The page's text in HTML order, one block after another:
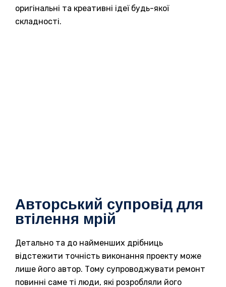
оригінальні та креативні ідеї будь-якої
складності.
Авторський супровід для
втілення мрій
Детально та до найменших дрібниць
відстежити точність виконання проекту може
лише його автор. Тому супроводжувати ремонт
повинні саме ті люди, які розробляли його